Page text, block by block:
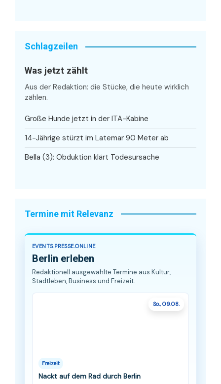
Schlagzeilen
Was jetzt zählt
Aus der Redaktion: die Stücke, die heute wirklich
zählen.
Große Hunde jetzt in der ITA-Kabine
14-Jährige stürzt im Latemar 90 Meter ab
Bella (3): Obduktion klärt Todesursache
Termine mit Relevanz
EVENTS.PRESSE.ONLINE
Berlin erleben
Redaktionell ausgewählte Termine aus Kultur,
Stadtleben, Business und Freizeit.
So., 09.08.
Freizeit
Nackt auf dem Rad durch Berlin